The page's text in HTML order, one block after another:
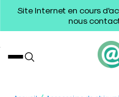
Site Internet en cours
nous